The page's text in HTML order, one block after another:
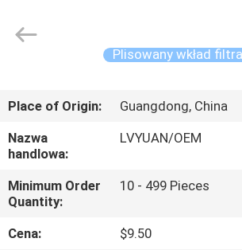
PRODUKTY
O
NAS
supplier.
Copyright
Lvyuan
Equipment
Co.,
Ltd..
Reserved.
Plisowany wkład filtra
Place of Origin:
Guangdong, China
Nazwa
handlowa:
LVYUAN/OEM
Minimum Order
Quantity:
10 - 499 Pieces
Cena:
$9.50